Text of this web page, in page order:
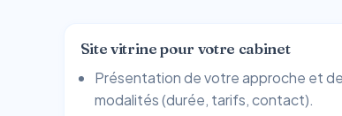
Site vitrine pour votre cabinet
Présentation de votre approche et
modalités (durée, tarifs, contact).